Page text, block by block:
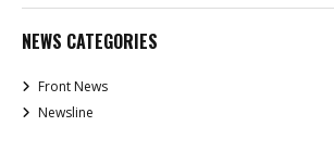
NEWS CATEGORIES
Front News
Newsline